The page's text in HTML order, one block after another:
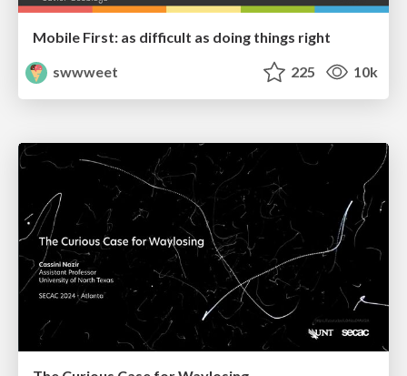
Mobile First: as difficult as doing things right
swwweet
225 10k